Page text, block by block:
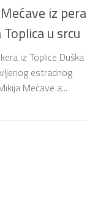
iz pera
u srcu
iz Toplice Duška
estradnog
Mećave a...